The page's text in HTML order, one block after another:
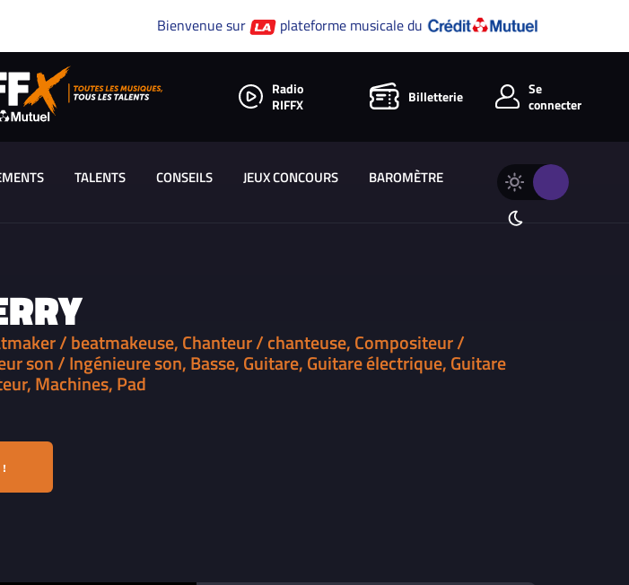
Bienvenue sur plateforme musicale du
Radio
RIFFX
Billetterie
Se
connecter
TALENTS CONSEILS JEUX CONCOURS BAROMÈTRE
Changer
thème
Thème
/ beatmakeuse, Chanteur / chanteuse, Compositeur /
son / Ingénieure son, Basse, Guitare, Guitare électrique, Guitare
Machines, Pad
!